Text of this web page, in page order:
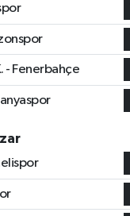
- Fenerbahçe